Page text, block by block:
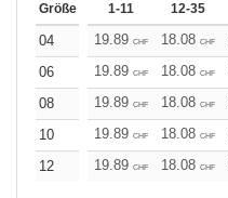
Größe 1-11 12-35
04 19.89 CHF 18.08 CHF
06
19.89 CHF 18.08 CHF
08
19.89 CHF 18.08 CHF
10
19.89 CHF 18.08 CHF
12
19.89 CHF 18.08 CHF